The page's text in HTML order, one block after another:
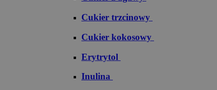
Cukier trzcinowy
Cukier kokosowy
Erytrytol
Inulina